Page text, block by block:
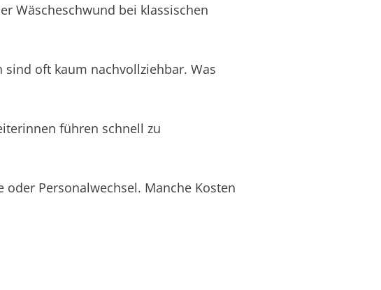
Wäscheschwund bei klassischen
sind oft kaum nachvollziehbar. Was
führen schnell zu
Personalwechsel. Manche Kosten